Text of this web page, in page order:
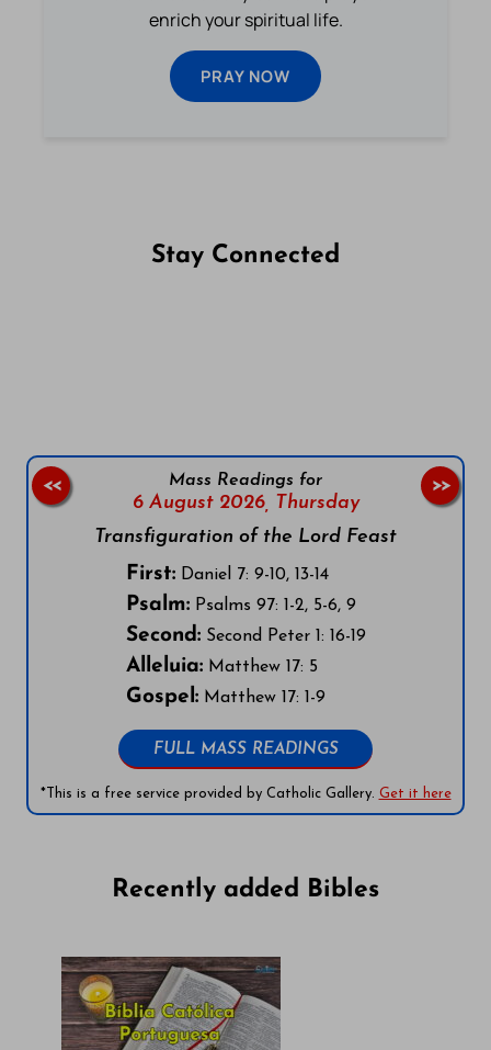
enrich your spiritual life.
PRAY NOW
Stay Connected
Mass Readings for
6 August 2026, Thursday
Transfiguration of the Lord Feast
First:Daniel 7: 9-10, 13-14
Psalm:Psalms 97: 1-2, 5-6, 9
Second:Second Peter 1: 16-19
Alleluia:Matthew 17: 5
Gospel:Matthew 17: 1-9
FULL MASS READINGS
*This is a free service provided by Catholic Gallery. Get it here
<< >>
Recently added Bibles